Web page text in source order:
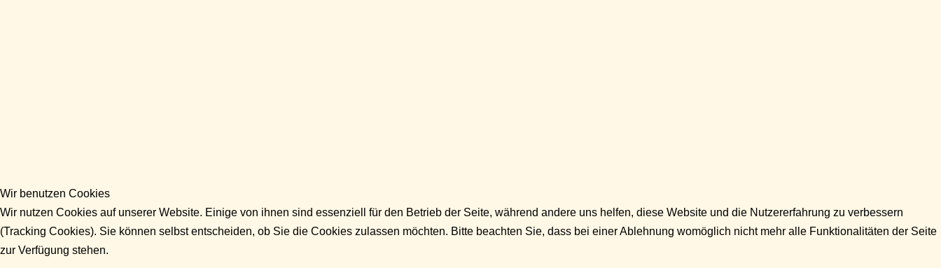
Wir benutzen Cookies
Wir nutzen Cookies auf unserer Website. Einige von ihnen sind essenziell für den Betrieb der Seite, während andere uns helfen, diese Website und die Nutzererfahrung zu verbessern
(Tracking Cookies). Sie können selbst entscheiden, ob Sie die Cookies zulassen möchten. Bitte beachten Sie, dass bei einer Ablehnung womöglich nicht mehr alle Funktionalitäten der Seite
zur Verfügung stehen.